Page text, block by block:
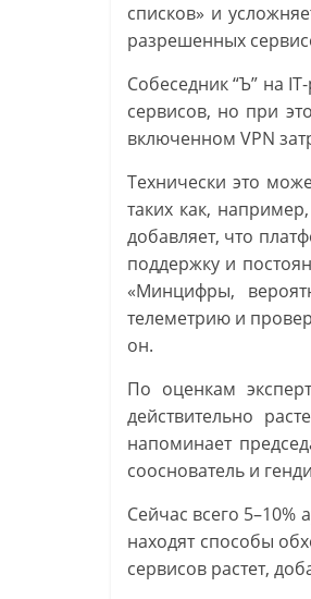
списков» и
разрешенных
Собеседник “Ъ” на
сервисов, но при
включенном VPN
Технически это
таких как,
добавляет, что
поддержку и
«Минцифры,
телеметрию и
он.
По оценкам
действительно
напоминает
сооснователь и
Сейчас всего
находят способы
сервисов растет,